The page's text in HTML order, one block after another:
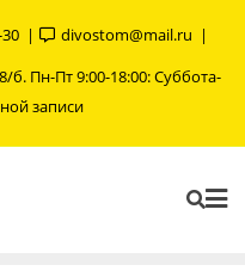
divostom@mail.ru
б. Пн-Пт 9:00-18:00: Суббота-
записи